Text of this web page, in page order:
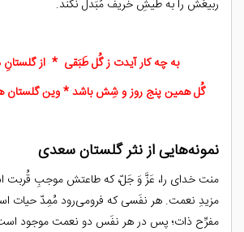
ربیعَش را به طیشِ خَریف مُبَدل نکند.
به چه کار آیدت ز گُل طَبَقی * از گلستانِ
گُل همین پنج روز و شِش باشد * وین
نمونه‌هایی از نثر گلستان سعدی
منت خدای را، عَزَّ وَ جَلّ، که طاعتش موجبِ قُربت
مزیدِ نعمت. هر نفَسی که فرومی‌رود مُمِدّ حیات
مفرِّح ذات؛ پس در هر نفَس دو نعمت موجود